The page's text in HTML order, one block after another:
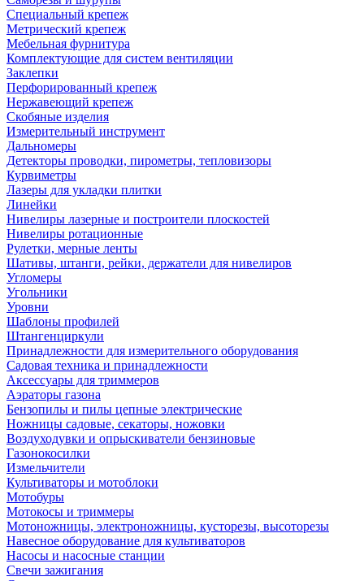
Специальный крепеж
Метрический крепеж
Мебельная фурнитура
Комплектующие для систем вентиляции
Заклепки
Перфорированный крепеж
Нержавеющий крепеж
Скобяные изделия
Измерительный инструмент
Дальномеры
Детекторы проводки, пирометры, тепловизоры
Курвиметры
Лазеры для укладки плитки
Линейки
Нивелиры лазерные и построители плоскостей
Нивелиры ротационные
Рулетки, мерные ленты
Шативы, штанги, рейки, держатели для нивелиров
Угломеры
Угольники
Уровни
Шаблоны профилей
Штангенциркули
Принадлежности для измерительного оборудования
Садовая техника и принадлежности
Аксессуары для триммеров
Аэраторы газона
Бензопилы и пилы цепные электрические
Ножницы садовые, секаторы, ножовки
Воздуходувки и опрыскиватели бензиновые
Газонокосилки
Измельчители
Культиваторы и мотоблоки
Мотобуры
Мотокосы и триммеры
Мотоножницы, электроножницы, кусторезы, высоторезы
Навесное оборудование для культиваторов
Насосы и насосные станции
Свечи зажигания